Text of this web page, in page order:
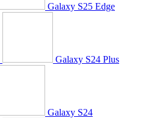
Galaxy S25 Edge
Galaxy S24 Plus
Galaxy S24